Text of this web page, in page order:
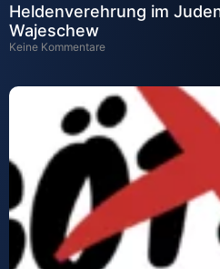
Heldenverehrung im
Wajeschew
Keine Kommentare